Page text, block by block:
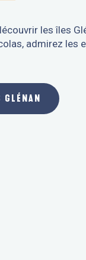
les îles
admirez